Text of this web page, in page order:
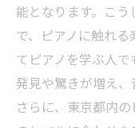
能となります。こ
で、ピアノに触れ
てピアノを学ぶ人
発見や驚きが増え、
さらに、東京都内